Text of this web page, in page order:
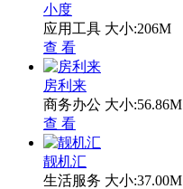
小度
应用工具 大小:206M
查 看
房利来
商务办公 大小:56.86M
查 看
靓机汇
生活服务 大小:37.00M